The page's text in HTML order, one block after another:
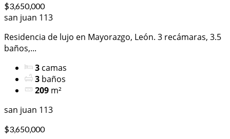
$3,650,000
san juan 113
Residencia de lujo en Mayorazgo, León. 3 recámaras, 3.5
baños,...
3 camas
3 baños
209 m²
san juan 113
$3,650,000